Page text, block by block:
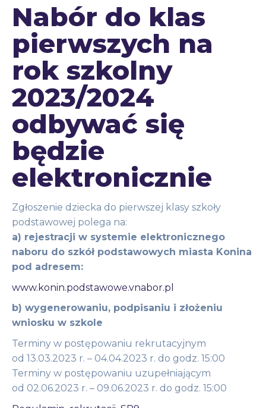
Nabór do klas
pierwszych na
rok szkolny
2023/2024
odbywać się
będzie
elektronicznie
Zgłoszenie dziecka do pierwszej klasy szkoły
podstawowej polega na:
a) rejestracji w systemie elektronicznego
naboru do szkół podstawowych miasta Konina
pod adresem:
www.konin.podstawowe.vnabor.pl
b) wygenerowaniu, podpisaniu i złożeniu
wniosku w szkole
Terminy w postępowaniu rekrutacyjnym
od 13.03.2023 r. – 04.04.2023 r. do godz. 15:00
Terminy w postępowaniu uzupełniającym
od 02.06.2023 r. – 09.06.2023 r. do godz. 15:00